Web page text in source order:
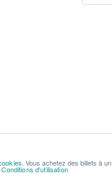
. Vous achetez des billets à un
d'utilisation